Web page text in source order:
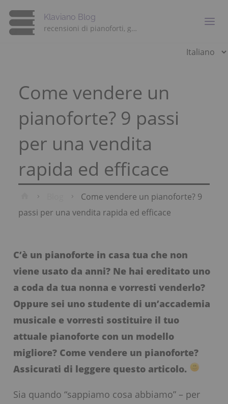
Klaviano Blog
recensioni di pianoforti, guide e consigli di esperti
Scegli
Come vendere un
pianoforte? 9 passi
per una vendita
rapida ed efficace
Home
Come vendere un pianoforte? 9
passi per una vendita rapida ed efficace
C’è un pianoforte in casa tua che non
viene usato da anni? Ne hai ereditato uno
a coda da tua nonna e vorresti venderlo?
Oppure sei uno studente di un’accademia
musicale e vorresti sostituire il tuo
attuale pianoforte con un modello
migliore? Come vendere un pianoforte?
Assicurati di leggere questo articolo.
Sia quando “sappiamo cosa abbiamo” – per